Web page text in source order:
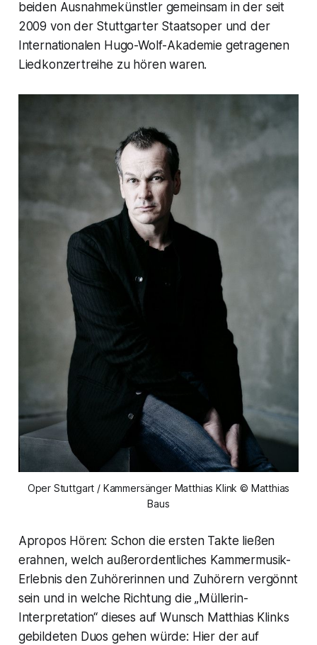
beiden Ausnahmekünstler gemeinsam in der seit
2009 von der Stuttgarter Staatsoper und der
Internationalen Hugo-Wolf-Akademie getragenen
Liedkonzertreihe zu hören waren.
Oper Stuttgart / Kammersänger Matthias Klink © Matthias
Baus
Apropos Hören: Schon die ersten Takte ließen
erahnen, welch außerordentliches Kammermusik-
Erlebnis den Zuhörerinnen und Zuhörern vergönnt
sein und in welche Richtung die „Müllerin-
Interpretation“ dieses auf Wunsch Matthias Klinks
gebildeten Duos gehen würde: Hier der auf